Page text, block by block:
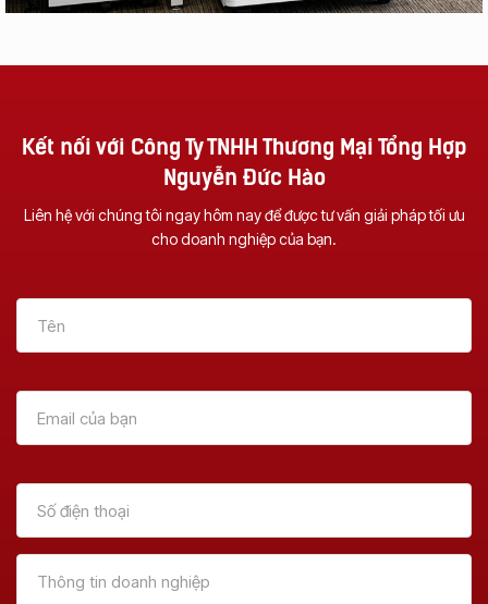
Dịch Vụ Sửa Chữa
Nẵng – Uy Tín &
Tận Nơi
Xem Thêm
Chức Năng ?
Xem Thêm
Kết nối với Công Ty TNHH Thương Mại Tổng Hợp
Nguyễn Đức Hào
Liên hệ với chúng tôi ngay hôm nay để được tư vấn giải pháp tối ưu
cho doanh nghiệp của bạn.